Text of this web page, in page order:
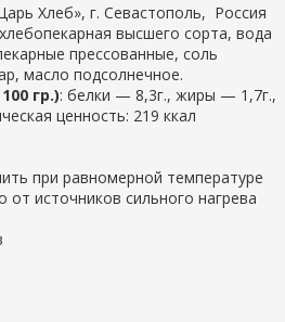
Хлеб», г. Севастополь, Россия
высшего сорта, вода
прессованные, соль
масло подсолнечное.
гр.): белки — 8,3г., жиры — 1,7г.,
ценность: 219 ккал
при равномерной температуре
от источников сильного нагрева